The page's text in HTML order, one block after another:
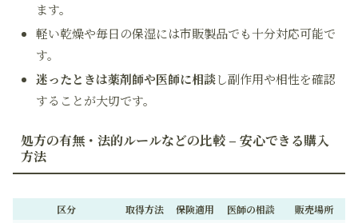
ます。
軽い乾燥や毎日の保湿には市販製品でも十分対応可能で
す。
迷ったときは薬剤師や医師に相談し副作用や相性を確認
することが大切です。
処方の有無・法的ルールなどの比較 – 安心できる購入
方法
区分 取得方法 保険適用 医師の相談
販売場所